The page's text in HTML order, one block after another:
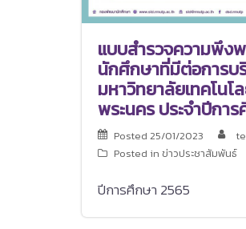
แบบสำรวจความพึง
นักศึกษาที่มีต่อการบ
มหาวิทยาลัยเทคโนโ
พระนคร ประจำปีกา
Posted 25/01/2023
Posted in ข่าวประชาสัมพันธ์
ปีการศึกษา 2565